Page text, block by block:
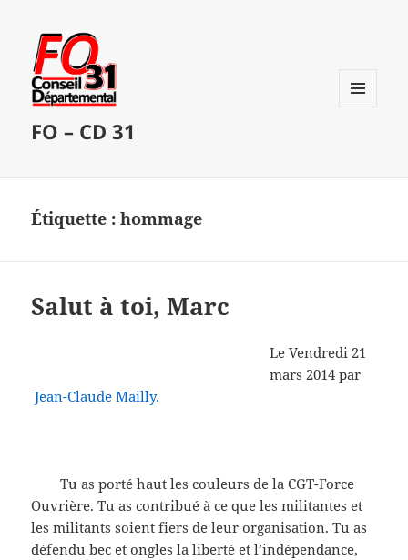
FO – CD 31
Étiquette :hommage
Salut à toi, Marc
Le Vendredi 21
mars 2014 par
Jean-Claude Mailly.
Tu as porté haut les couleurs de la CGT-Force
Ouvrière. Tu as contribué à ce que les militantes et
les militants soient fiers de leur organisation. Tu as
défendu bec et ongles la liberté et l’indépendance,